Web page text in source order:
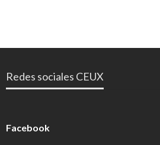
Redes sociales CEUX
Facebook